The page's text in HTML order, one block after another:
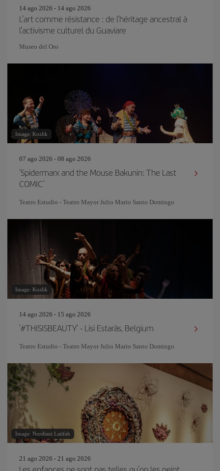
14 ago 2026 - 14 ago 2026
L'art comme résistance : de l'héritage ancestral à
l'activisme culturel du Guaviare
Museo del Oro
Image: Kozlik
07 ago 2026 - 08 ago 2026
'Spidermarx and the Mouse Bakunin: The Last
COMIC'
Teatro Estudio - Teatro Mayor Julio Mario Santo Domingo
Image: Kozlik
14 ago 2026 - 15 ago 2026
'#THISISBEAUTY' - Lisi Estaràs, Belgium
Teatro Estudio - Teatro Mayor Julio Mario Santo Domingo
Image: Nurdiani Latifah
21 ago 2026 - 21 ago 2026